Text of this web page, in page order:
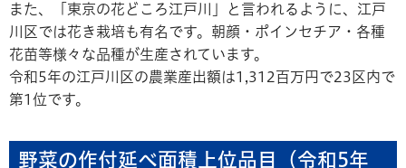
また、「東京の花どころ江戸川」と言われるように、江戸
川区では花き栽培も有名です。朝顔・ポインセチア・各種
花苗等様々な品種が生産されています。
令和5年の江戸川区の農業産出額は1,312百万円で23区内で
第1位です。
野菜の作付延べ面積上位品目（令和5年